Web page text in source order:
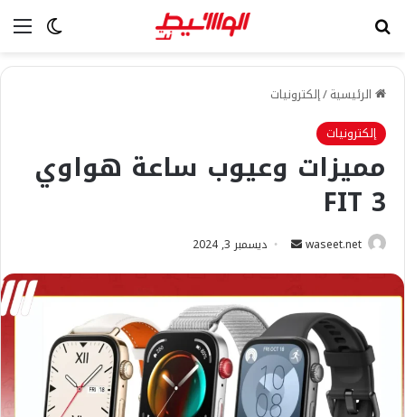
الرئيسية/إلكترونيات
إلكترونيات
مميزات وعيوب ساعة هواوي
FIT 3
waseet.net
أرسل ديسمبر 3, 2024